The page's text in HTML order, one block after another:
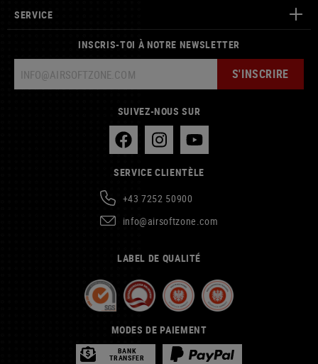
SERVICE
INSCRIS-TOI À NOTRE NEWSLETTER
S'INSCRIRE
SUIVEZ-NOUS SUR
SERVICE CLIENTÈLE
+43 7252 50900
info@airsoftzone.com
LABEL DE QUALITÉ
MODES DE PAIEMENT
BANK
TRANSFER